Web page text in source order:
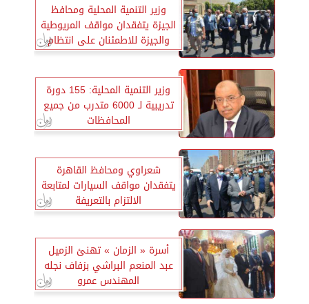
وزير التنمية المحلية ومحافظ
الجيزة يتفقدان مواقف المريوطية
والجيزة للاطمئنان على انتظام
حركة السير
وزير التنمية المحلية: 155 دورة
تدريبية لـ 6000 متدرب من جميع
المحافظات
شعراوي ومحافظ القاهرة
يتفقدان مواقف السيارات لمتابعة
الالتزام بالتعريفة
أسرة « الزمان » تهنئ الزميل
عبد المنعم البراشي بزفاف نجله
المهندس عمرو